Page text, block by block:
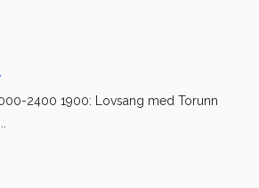
2400 1900: Lovsang med Torunn